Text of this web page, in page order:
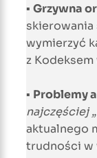
▪ Grzywna
skierowania
wymierzyć
z
▪ Problemy
najczęściej
aktualnego
trudności w